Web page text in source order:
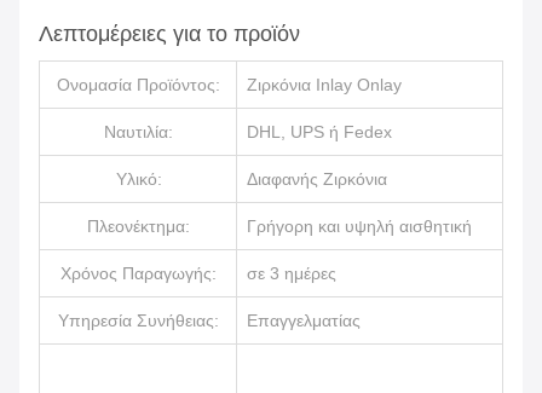
Λεπτομέρειες για το προϊόν
Ονομασία Προϊόντος: Ζιρκόνια Inlay Onlay
Ναυτιλία: DHL, UPS ή Fedex
Υλικό: Διαφανής Ζιρκόνια
Πλεονέκτημα: Γρήγορη και υψηλή αισθητική
Χρόνος Παραγωγής: σε 3 ημέρες
Υπηρεσία Συνήθειας: Επαγγελματίας